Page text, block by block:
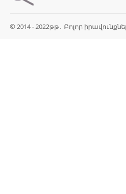
© 2014 - 2022թթ․ Բոլոր